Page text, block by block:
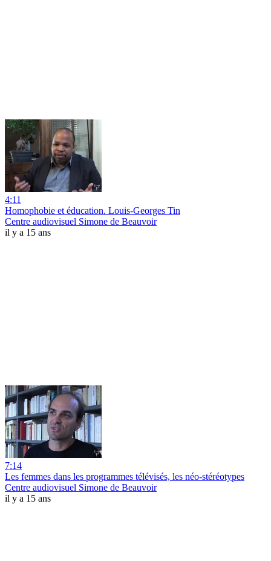
4:11
Homophobie et éducation. Louis-Georges Tin
Centre audiovisuel Simone de Beauvoir
il y a 15 ans
7:14
Les femmes dans les programmes télévisés, les néo-stéréotypes
Centre audiovisuel Simone de Beauvoir
il y a 15 ans